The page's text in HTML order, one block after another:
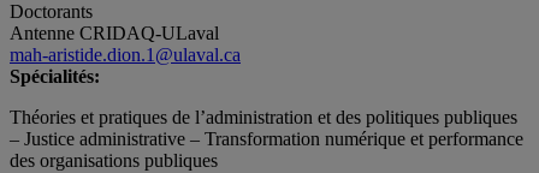
Doctorants
Antenne CRIDAQ-ULaval
mah-aristide.dion.1@ulaval.ca
Spécialités:
Théories et pratiques de l’administration et des politiques publiques
– Justice administrative – Transformation numérique et performance
des organisations publiques